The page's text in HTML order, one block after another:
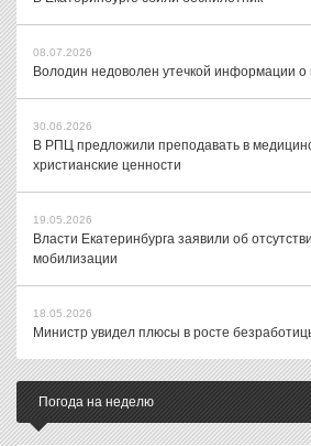
08.07.2026
Володин недоволен утечкой информации
30.06.2026
В РПЦ предложили преподавать в
христианские ценности
19.05.2026
Власти Екатеринбурга заявили об
мобилизации
18.05.2026
Министр увидел плюсы в росте
Погода на неделю